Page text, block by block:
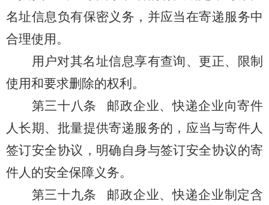
名址信息负有保密义务，并应当在寄递服务中
合理使用。
用户对其名址信息享有查询、更正、限制
使用和要求删除的权利。
第三十八条 邮政企业、快递企业向寄件
人长期、批量提供寄递服务的，应当与寄件人
签订安全协议，明确自身与签订安全协议的寄
件人的安全保障义务。
第三十九条 邮政企业、快递企业制定含